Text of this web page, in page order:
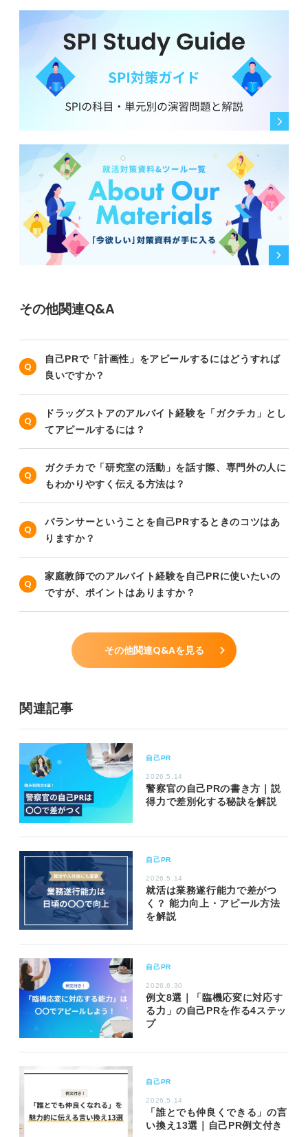
その他関連Q&A
自己PRで「計画性」をアピールするにはどうすれば
良いですか？
ドラッグストアのアルバイト経験を「ガクチカ」とし
てアピールするには？
ガクチカで「研究室の活動」を話す際、専門外の人に
もわかりやすく伝える方法は？
バランサーということを自己PRするときのコツはあ
りますか？
家庭教師でのアルバイト経験を自己PRに使いたいの
ですが、ポイントはありますか？
その他関連Q&Aを見る
関連記事
自己PR
2026.5.14
警察官の自己PRの書き方｜説
得力で差別化する秘訣を解説
自己PR
2026.5.14
就活は業務遂行能力で差がつ
く？ 能力向上・アピール方法
を解説
自己PR
2026.6.30
例文8選｜「臨機応変に対応す
る力」の自己PRを作る4ステッ
プ
自己PR
2026.5.14
「誰とでも仲良くできる」の言
い換え13選｜自己PR例文付き